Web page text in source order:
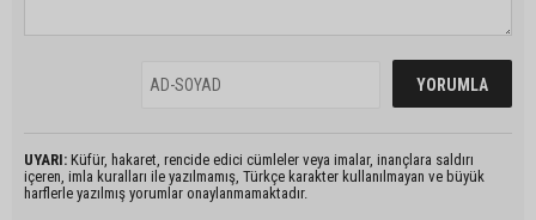
UYARI: Küfür, hakaret, rencide edici cümleler veya imalar, inançlara saldırı
içeren, imla kuralları ile yazılmamış, Türkçe karakter kullanılmayan ve büyük
harflerle yazılmış yorumlar onaylanmamaktadır.